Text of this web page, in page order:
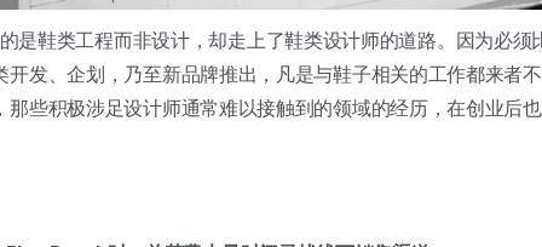
是鞋类工程而非设计，却走上了鞋类设计师的道路。因为必须
开发、企划，乃至新品牌推出，凡是与鞋子相关的工作都来者
那些积极涉足设计师通常难以接触到的领域的经历，在创业后